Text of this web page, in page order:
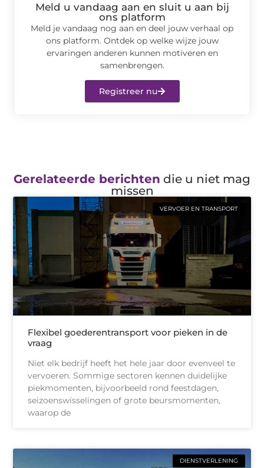
Meld u vandaag aan en sluit u aan bij
ons platform
Meld je vandaag nog aan en deel jouw verhaal op
ons platform. Ontdek op welke wijze jouw
ervaringen anderen kunnen motiveren en
samenbrengen.
Registreer nu
Gerelateerde berichten die u niet mag
missen
VERVOER EN TRANSPORT
Flexibel goederentransport voor pieken in de
vraag
Niet elk bedrijf heeft het hele jaar door evenveel te
vervoeren. Sommige sectoren kennen duidelijke
piekmomenten, bijvoorbeeld rond feestdagen,
seizoenswisselingen of grote beursmomenten,
waarop de
DIENSTVERLENING